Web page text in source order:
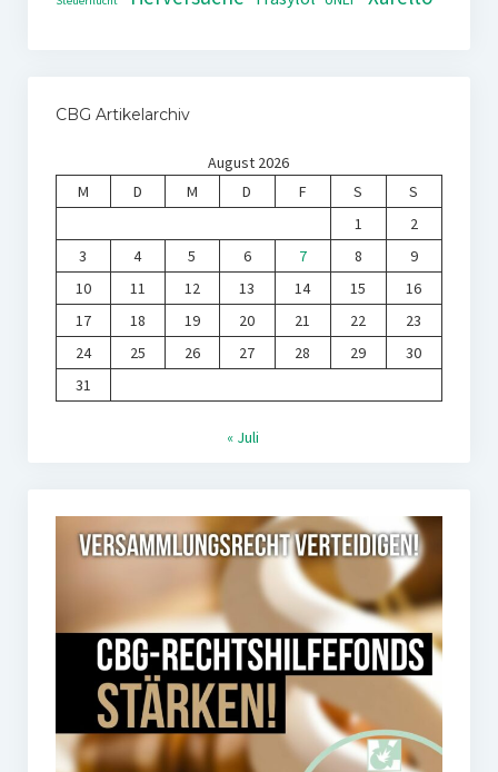
CBG Artikelarchiv
August 2026
M
D M D F S
S
1
2
3
4 5 6 7 8
9
10
11 12 13 14 15
16
17
18 19 20 21 22
23
24
25 26 27 28 29
30
31
« Juli